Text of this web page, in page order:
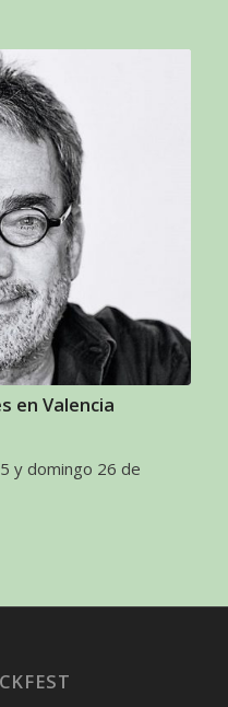
en Valencia
y domingo 26 de